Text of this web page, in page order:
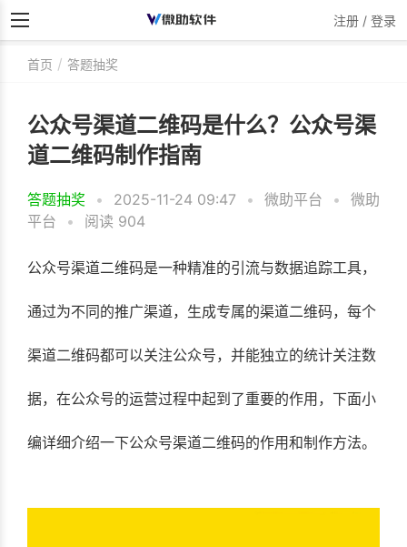
注册 / 登录
首页 答题抽奖
公众号渠道二维码是什么？公众号渠
道二维码制作指南
答题抽奖 • 2025-11-24 09:47 • 微助平台 •
微助
平台
• 阅读 904
公众号渠道二维码是一种精准的引流与数据追踪工具，
通过为不同的推广渠道，生成专属的渠道二维码，每个
渠道二维码都可以关注公众号，并能独立的统计关注数
据，在公众号的运营过程中起到了重要的作用，下面小
编详细介绍一下公众号渠道二维码的作用和制作方法。